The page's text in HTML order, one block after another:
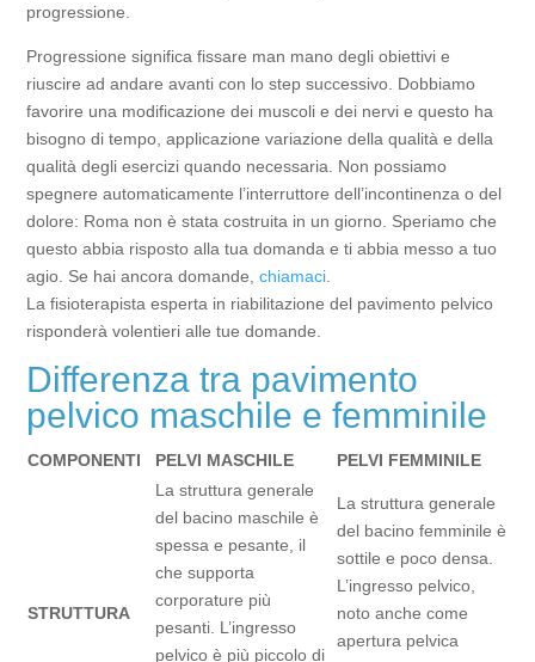
progressione.
Progressione significa fissare man mano degli obiettivi e
riuscire ad andare avanti con lo step successivo. Dobbiamo
favorire una modificazione dei muscoli e dei nervi e questo ha
bisogno di tempo, applicazione variazione della qualità e della
qualità degli esercizi quando necessaria. Non possiamo
spegnere automaticamente l’interruttore dell’incontinenza o del
dolore: Roma non è stata costruita in un giorno. Speriamo che
questo abbia risposto alla tua domanda e ti abbia messo a tuo
agio. Se hai ancora domande,chiamaci
La fisioterapista esperta in riabilitazione del pavimento pelvico
risponderà volentieri alle tue domande.
Differenza tra pavimento
pelvico maschile e femminile
COMPONENTI PELVI MASCHILE PELVI FEMMINILE
STRUTTURA
La struttura generale
del bacino maschile è
spessa e pesante, il
che supporta
corporature più
pesanti. L’ingresso
pelvico è più piccolo di
La struttura generale
del bacino femminile è
sottile e poco densa.
L’ingresso pelvico,
noto anche come
apertura pelvica